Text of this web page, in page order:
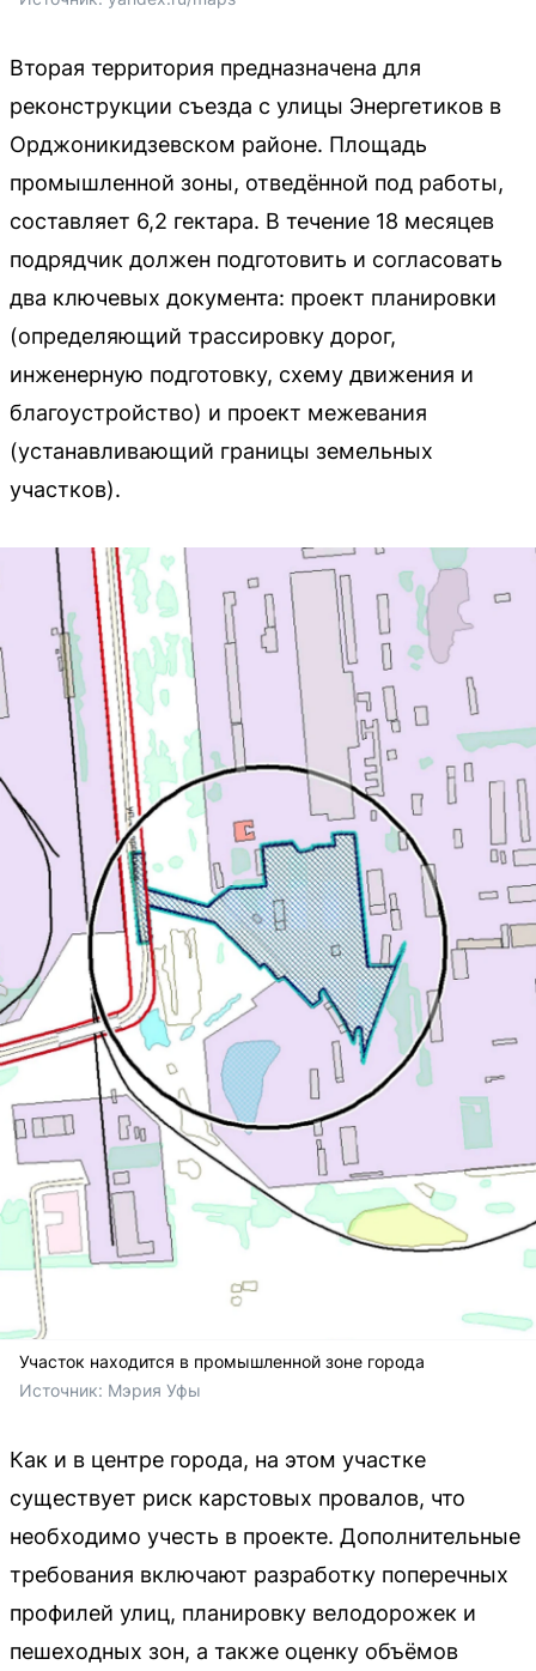
Вторая территория предназначена для
реконструкции съезда с улицы Энергетиков в
Орджоникидзевском районе. Площадь
промышленной зоны, отведённой под работы,
составляет 6,2 гектара. В течение 18 месяцев
подрядчик должен подготовить и согласовать
два ключевых документа: проект планировки
(определяющий трассировку дорог,
инженерную подготовку, схему движения и
благоустройство) и проект межевания
(устанавливающий границы земельных
участков).
Участок находится в промышленной зоне города
Источник: Мэрия Уфы
Как и в центре города, на этом участке
существует риск карстовых провалов, что
необходимо учесть в проекте. Дополнительные
требования включают разработку поперечных
профилей улиц, планировку велодорожек и
пешеходных зон, а также оценку объёмов